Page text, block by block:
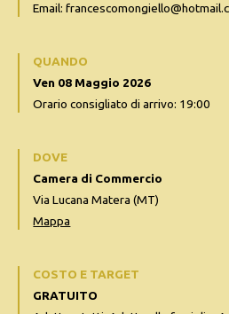
Email:
QUANDO
Ven 08 Maggio 2026
Orario consigliato di arrivo: 19:00
DOVE
Camera di Commercio
Via Lucana Matera (MT)
Mappa
COSTO E TARGET
GRATUITO